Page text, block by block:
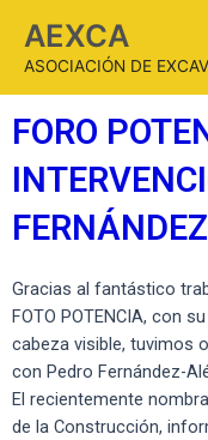
AEXCA
ASOCIACIÓN DE
FORO
Gracias al fantástico
FOTO POTENCIA, con
cabeza visible, tuvimos
con Pedro Fernández-
El recientemente
de la Construcción,